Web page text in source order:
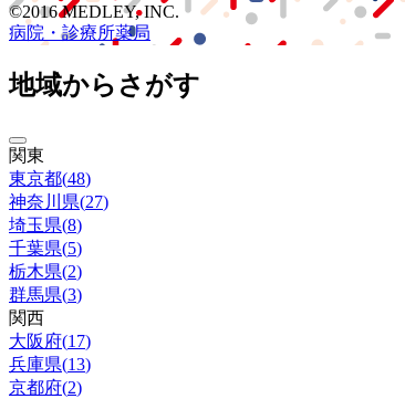
©2016 MEDLEY, INC.
病院・診療所薬局
地域からさがす
関東
東京都(48)
神奈川県(27)
埼玉県(8)
千葉県(5)
栃木県(2)
群馬県(3)
関西
大阪府(17)
兵庫県(13)
京都府(2)